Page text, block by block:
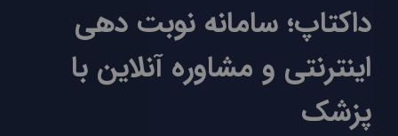
داکتاپ؛ سامانه نوبت دهی
اینترنتی و مشاوره آنلاین با
پزشک